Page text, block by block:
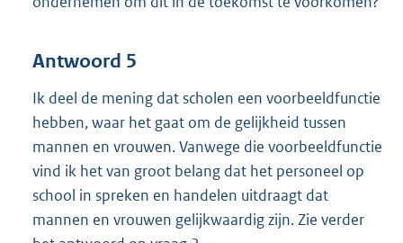
Antwoord 5
Ik deel de mening dat scholen een voorbeeldfunctie
hebben, waar het gaat om de gelijkheid tussen
mannen en vrouwen. Vanwege die voorbeeldfunctie
vind ik het van groot belang dat het personeel op
school in spreken en handelen uitdraagt dat
mannen en vrouwen gelijkwaardig zijn. Zie verder